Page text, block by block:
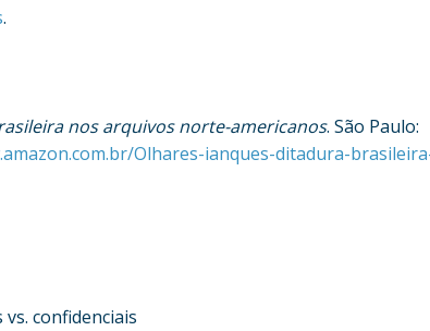
.
nos arquivos norte-americanos. São Paulo:
Olhares-ianques-ditadura-
confidenciais